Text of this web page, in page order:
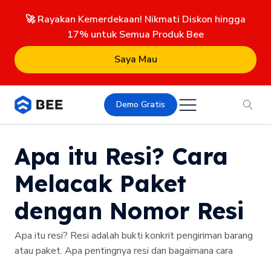
🚀 Rayakan Kemerdekaan! Nikmati Diskon hingga
17% untuk Semua Produk Bee
Saya Mau
Demo Gratis
Apa itu Resi? Cara
Melacak Paket
dengan Nomor Resi
Apa itu resi? Resi adalah bukti konkrit pengiriman barang
atau paket. Apa pentingnya resi dan bagaimana cara